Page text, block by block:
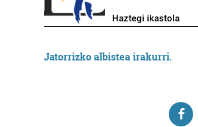
Haztegi ikastola
Jatorrizko albistea irakurri.